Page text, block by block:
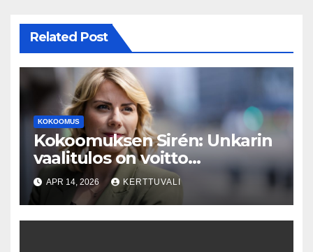
Related Post
KOKOOMUS
Kokoomuksen Sirén: Unkarin
vaalitulos on voitto
demokratialle
APR 14, 2026 KERTTUVALI